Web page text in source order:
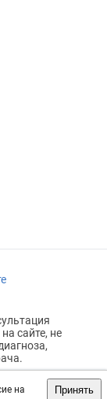
на
Принять
сайте, не